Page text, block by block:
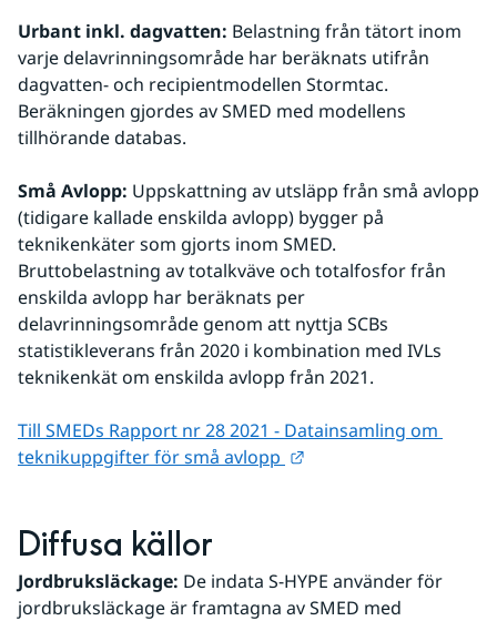
Urbant inkl. dagvatten: Belastning från tätort inom
varje delavrinningsområde har beräknats utifrån
dagvatten- och recipientmodellen Stormtac.
Beräkningen gjordes av SMED med modellens
tillhörande databas.
Små Avlopp: Uppskattning av utsläpp från små avlopp
(tidigare kallade enskilda avlopp) bygger på
teknikenkäter som gjorts inom SMED.
Bruttobelastning av totalkväve och totalfosfor från
enskilda avlopp har beräknats per
delavrinningsområde genom att nyttja SCBs
statistikleverans från 2020 i kombination med IVLs
teknikenkät om enskilda avlopp från 2021.
Till SMEDs Rapport nr 28 2021 - Datainsamling om
teknikuppgifter för små avlopp
Diffusa källor
Jordbruksläckage: De indata S-HYPE använder för
jordbruksläckage är framtagna av SMED med